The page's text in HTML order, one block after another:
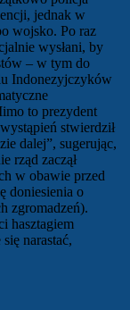
jednak w
wojsko. Po raz
wysłani, by
– w tym do
Indonezyjczyków
to prezydent
stwierdził
dalej”, sugerując,
rząd zaczął
w obawie przed
doniesienia o
zgromadzeń).
hasztagiem
narastać,